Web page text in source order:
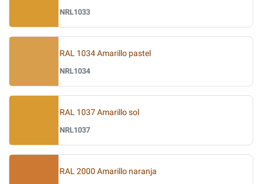
NRL1033
RAL 1034 Amarillo pastel
NRL1034
RAL 1037 Amarillo sol
NRL1037
RAL 2000 Amarillo naranja